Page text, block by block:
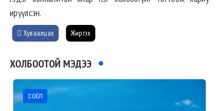
ирүүлсэн.
Хуваалцах Жиргэх
ХОЛБООТОЙ МЭДЭЭ
СОЁЛ